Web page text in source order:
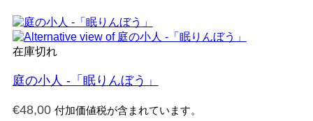
在庫切れ
庭の小人 -「眠りんぼう」
€48,00 付加価値税が含まれています。